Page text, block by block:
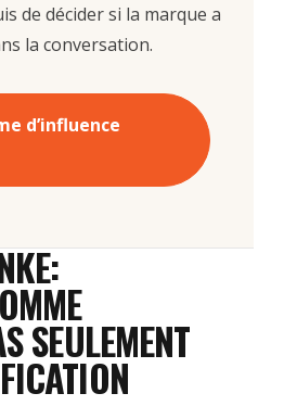
de décider si la marque a
la conversation.
d’influence
SEULEMENT